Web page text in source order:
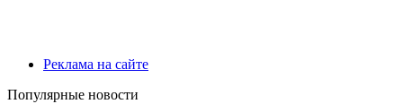
Реклама на сайте
Популярные новости